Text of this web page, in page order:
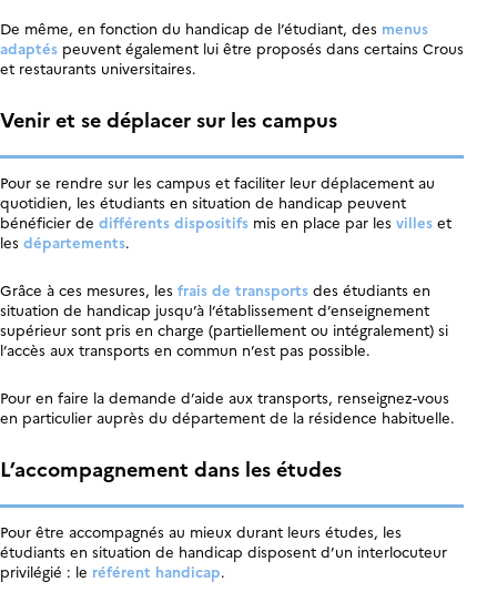
De même, en fonction du handicap de l’étudiant, des menus
adaptés peuvent également lui être proposés dans certains Crous
et restaurants universitaires.
Venir et se déplacer sur les campus
Pour se rendre sur les campus et faciliter leur déplacement au
quotidien, les étudiants en situation de handicap peuvent
bénéficier de différents dispositifs mis en place par les villes et
les départements.
Grâce à ces mesures, les frais de transports des étudiants en
situation de handicap jusqu’à l’établissement d’enseignement
supérieur sont pris en charge (partiellement ou intégralement) si
l’accès aux transports en commun n’est pas possible.
Pour en faire la demande d’aide aux transports, renseignez-vous
en particulier auprès du département de la résidence habituelle.
L’accompagnement dans les études
Pour être accompagnés au mieux durant leurs études, les
étudiants en situation de handicap disposent d’un interlocuteur
privilégié : le référent handicap.